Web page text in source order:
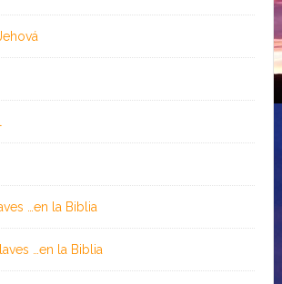
…en la Biblia
…en la Biblia